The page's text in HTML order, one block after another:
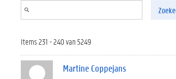
Items 231 - 240 van 5249
Martine Coppejans